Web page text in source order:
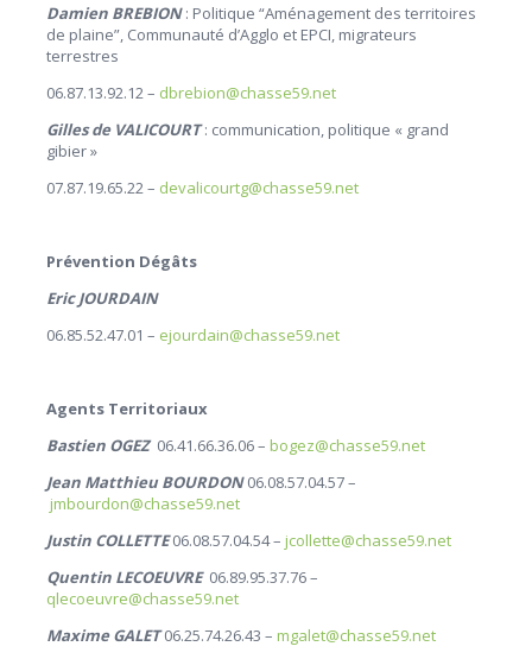
Damien BREBION: Politique “Aménagement des territoires
de plaine”, Communauté d’Agglo et EPCI, migrateurs
terrestres
06.87.13.92.12 – dbrebion@chasse59.net
Gilles de VALICOURT: communication, politique « grand
gibier »
07.87.19.65.22 – devalicourtg@chasse59.net
Prévention Dégâts
Eric JOURDAIN
06.85.52.47.01 – ejourdain@chasse59.net
Agents Territoriaux
Bastien OGEZ 06.41.66.36.06 – bogez@chasse59.net
Jean Matthieu BOURDON06.08.57.04.57 –
jmbourdon@chasse59.net
Justin COLLETTE06.08.57.04.54 – jcollette@chasse59.net
Quentin LECOEUVRE 06.89.95.37.76 –
qlecoeuvre@chasse59.net
Maxime GALET06.25.74.26.43 – mgalet@chasse59.net